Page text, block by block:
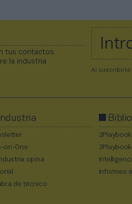
tus contactos
la industria
Al suscribirte
Industria
on-One
opina
de técnico
Informes